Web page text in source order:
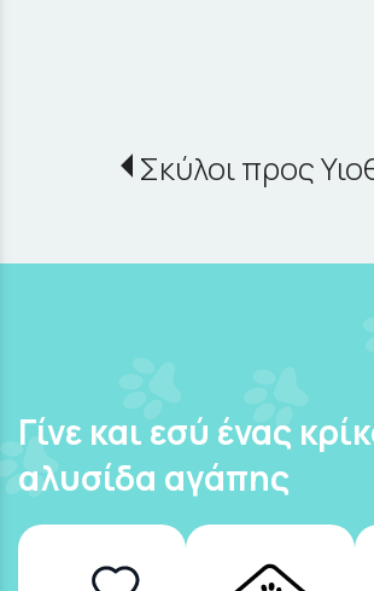
Σκύλοι προς
Γίνε και εσύ ένας
αλυσίδα αγάπης